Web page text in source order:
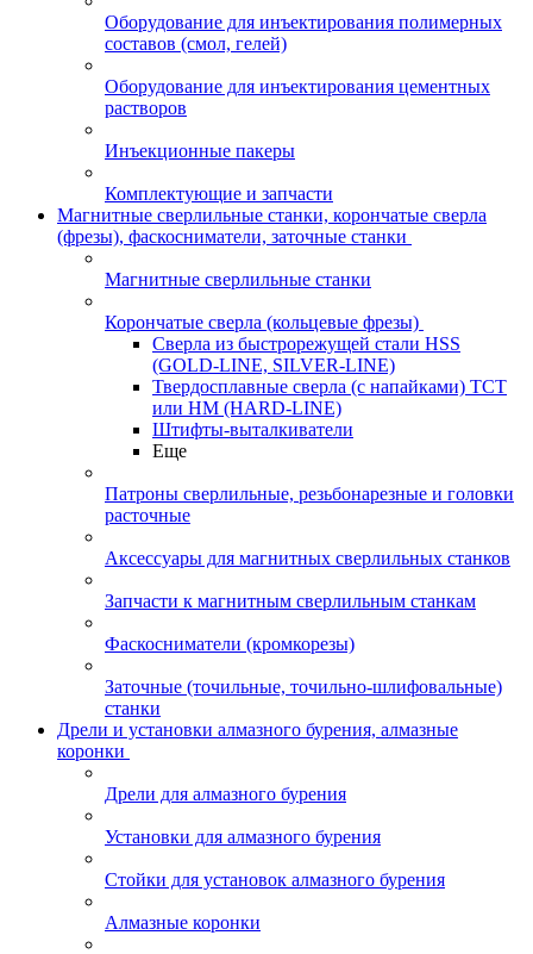
Оборудование для инъектирования полимерных
составов (смол, гелей)
Оборудование для инъектирования цементных
растворов
Инъекционные пакеры
Комплектующие и запчасти
Магнитные сверлильные станки, корончатые сверла
(фрезы), фаскосниматели, заточные станки
Магнитные сверлильные станки
Корончатые сверла (кольцевые фрезы)
Сверла из быстрорежущей стали HSS
(GOLD-LINE, SILVER-LINE)
Твердосплавные сверла (с напайками) ТСТ
или HM (HARD-LINE)
Штифты-выталкиватели
Еще
Патроны сверлильные, резьбонарезные и головки
расточные
Аксессуары для магнитных сверлильных станков
Запчасти к магнитным сверлильным станкам
Фаскосниматели (кромкорезы)
Заточные (точильные, точильно-шлифовальные)
станки
Дрели и установки алмазного бурения, алмазные
коронки
Дрели для алмазного бурения
Установки для алмазного бурения
Стойки для установок алмазного бурения
Алмазные коронки